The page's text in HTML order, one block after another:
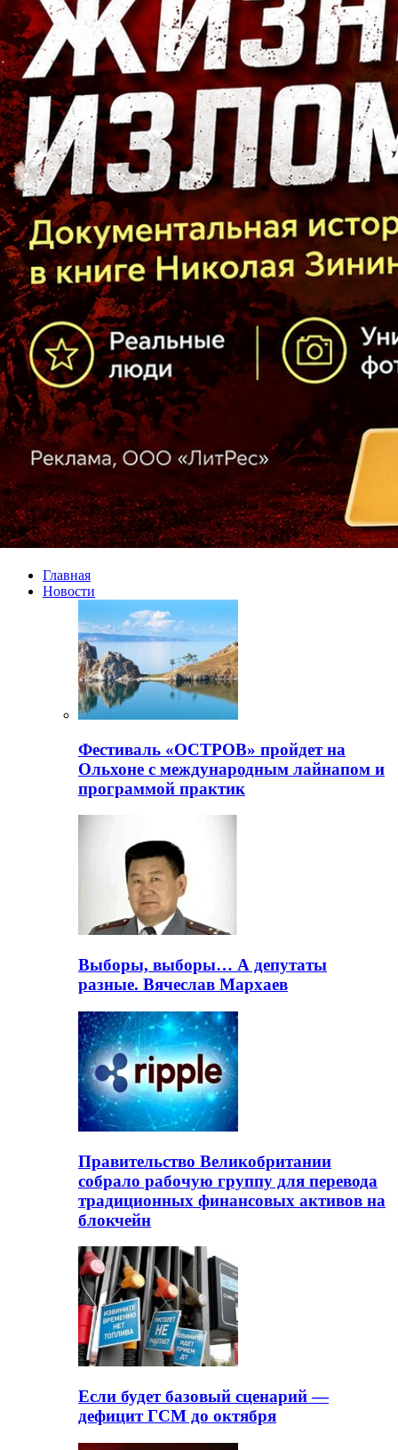
Главная
Новости
Фестиваль «ОСТРОВ» пройдет на
Ольхоне с международным лайнапом и
программой практик
Выборы, выборы… А депутаты
разные. Вячеслав Мархаев
Правительство Великобритании
собрало рабочую группу для перевода
традиционных финансовых активов на
блокчейн
Если будет базовый сценарий —
дефицит ГСМ до октября